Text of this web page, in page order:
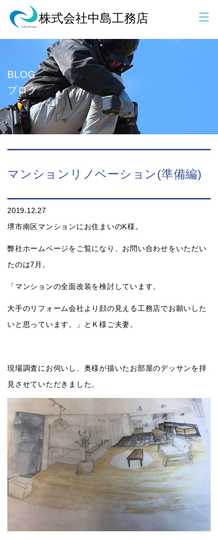
BLOG
ブログ
マンションリノベーション(準備編)
2019.12.27
堺市南区マンションにお住まいのK様。
弊社ホームページをご覧になり、お問い合わせをいただい
たのは7月。
「マンションの全面改装を検討しています。
大手のリフォーム会社より顔の見える工務店でお願いした
いと思っています。」とＫ様ご夫妻。
現場調査にお伺いし、奥様が描いたお部屋のデッサンを拝
見させていただきました。